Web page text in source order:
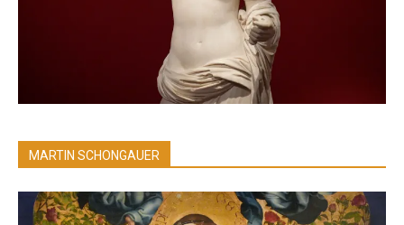
MARTIN SCHONGAUER